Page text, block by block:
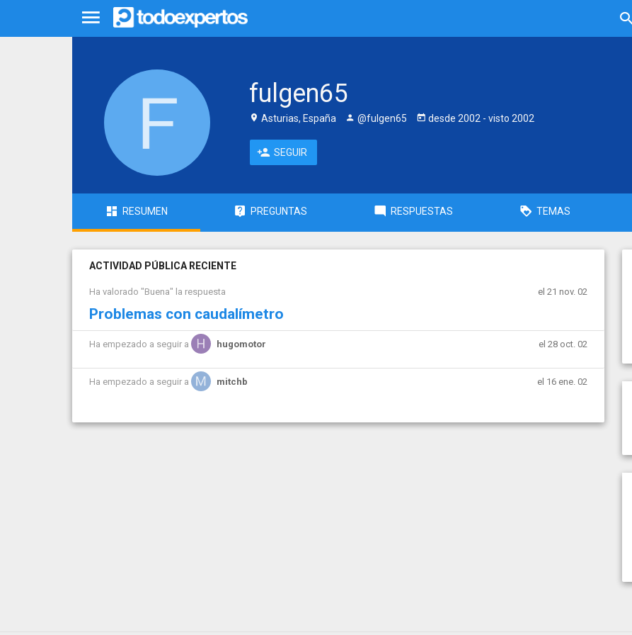
fulgen65
Asturias, España @fulgen65 desde 2002 - visto 2002
SEGUIR
RESUMEN PREGUNTAS RESPUESTAS TEMAS
ACTIVIDAD PÚBLICA RECIENTE
Ha valorado "Buena" la respuesta el 21 nov. 02
Problemas con caudalímetro
Ha empezado a seguir a hugomotor el 28 oct. 02
Ha empezado a seguir a mitchb el 16 ene. 02